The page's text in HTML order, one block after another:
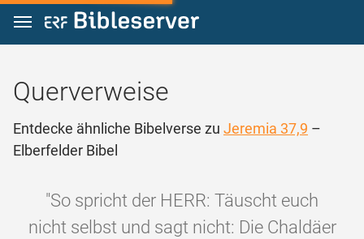
Zum Inhalt springen
Querverweise
Entdecke ähnliche Bibelverse zu Jeremia 37,9 –
Elberfelder Bibel
"So spricht der HERR: Täuscht euch
nicht selbst und sagt nicht: Die Chaldäer